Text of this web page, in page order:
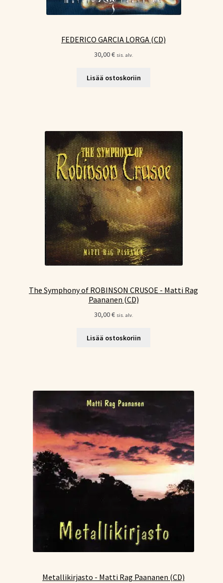
FEDERICO GARCIA LORGA (CD)
30,00€ sis. alv.
Lisää ostoskoriin
The Symphony of ROBINSON CRUSOE - Matti Rag
Paananen (CD)
30,00€ sis. alv.
Lisää ostoskoriin
Metallikirjasto - Matti Rag Paananen (CD)